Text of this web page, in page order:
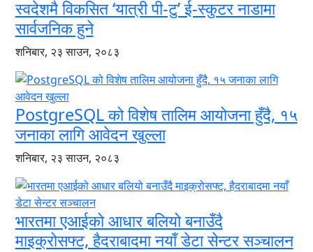
स्वदेशमै विकसित ‘यात्री पी-टु’ ई-स्कुटर नाडामा
सार्वजनिक हुने
शनिबार, २३ साउन, २०८३
PostgreSQL को विशेष तालिम आयोजना हुँदै, १५
जनाका लागि आवेदन खुल्ला
शनिबार, २३ साउन, २०८३
भारतमा एआईको आधार बलियो बनाउँदै
माइक्रोसफ्ट, हैदराबादमा नयाँ डेटा सेन्टर सञ्चालन